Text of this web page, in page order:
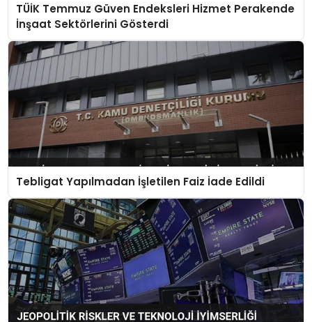
TÜİK Temmuz Güven Endeksleri Hizmet Perakende
İnşaat Sektörlerini Gösterdi
Tebligat Yapılmadan İşletilen Faiz İade Edildi